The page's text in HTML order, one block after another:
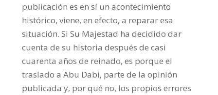
publicación es en sí un acontecimiento
histórico, viene, en efecto, a reparar esa
situación. Si Su Majestad ha decidido dar
cuenta de su historia después de casi
cuarenta años de reinado, es porque el
traslado a Abu Dabi, parte de la opinión
publicada y, por qué no, los propios errores